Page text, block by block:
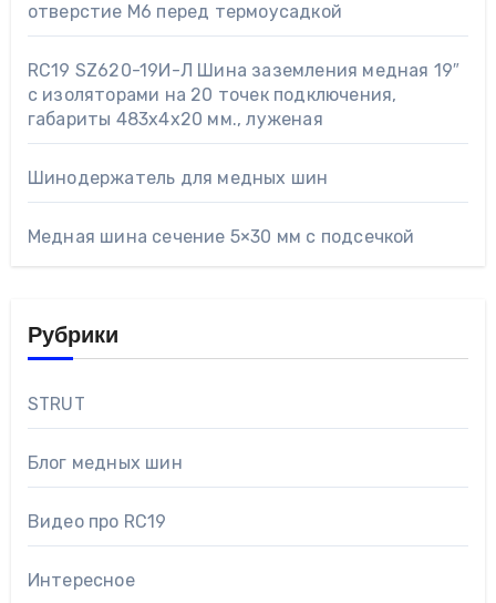
отверстие М6 перед термоусадкой
RC19 SZ620-19И-Л Шина заземления медная 19″
с изоляторами на 20 точек подключения,
габариты 483х4х20 мм., луженая
Шинодержатель для медных шин
Медная шина сечение 5×30 мм с подсечкой
Рубрики
STRUT
Блог медных шин
Видео про RC19
Интересное